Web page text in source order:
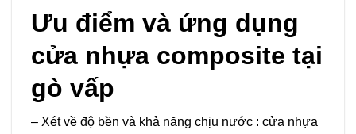
Ưu điểm và ứng dụng
cửa nhựa composite tại
gò vấp
– Xét về độ bền và khả năng chịu nước : cửa nhựa